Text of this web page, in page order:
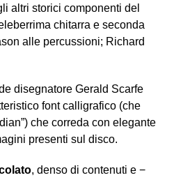
altri storici componenti del
chitarra e seconda
alle percussioni; Richard
disegnatore Gerald Scarfe
font calligrafico (che
che correda con elegante
presenti sul disco.
, denso di contenuti e −